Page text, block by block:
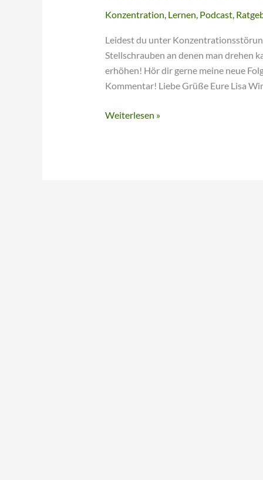
Konzentration Lernen Podcast,
Leidest du unter
Stellschrauben an denen man drehen
erhöhen! Hör dir gerne meine neue
Kommentar! Liebe Grüße Eure Lisa
Weiterlesen »